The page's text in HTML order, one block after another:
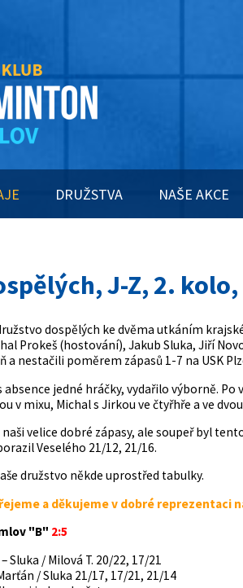
DRUŽSTVA NAŠE AKCE
J-Z, 2.
dospělých ke dvěma utkáním
Prokeš (hostování), Jakub Sluka, Jiří
a nestačili poměrem zápasů 1-7 na USK
jedné hráčky, vydařilo výborně. Po
v mixu, Michal s Jirkou ve čtyřhře a ve
velice dobré zápasy, ale soupeř byl
Veselého 21/12, 21/16.
družstvo někde uprostřed tabulky.
a děkujeme v dobré reprezentaci
"B" 2:5
Sluka / Milová T. 20/22, 17/21
/ Sluka 21/17, 17/21, 21/14